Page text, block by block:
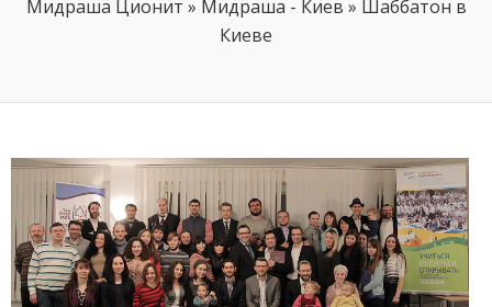
Мидраша Ционит » Мидраша - Киев » Шаббатон в
Киеве